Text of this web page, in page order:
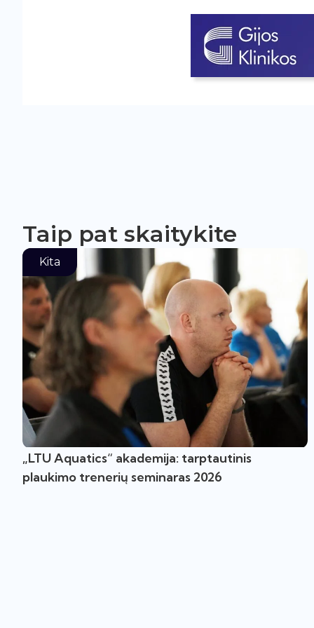
Taip pat skaitykite
Kita
„LTU Aquatics“ akademija: tarptautinis
plaukimo trenerių seminaras 2026